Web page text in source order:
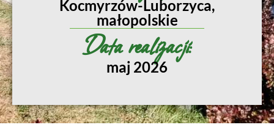
Kocmyrzów-Luborzyca,
małopolskie
Data realizacji:
maj 2026